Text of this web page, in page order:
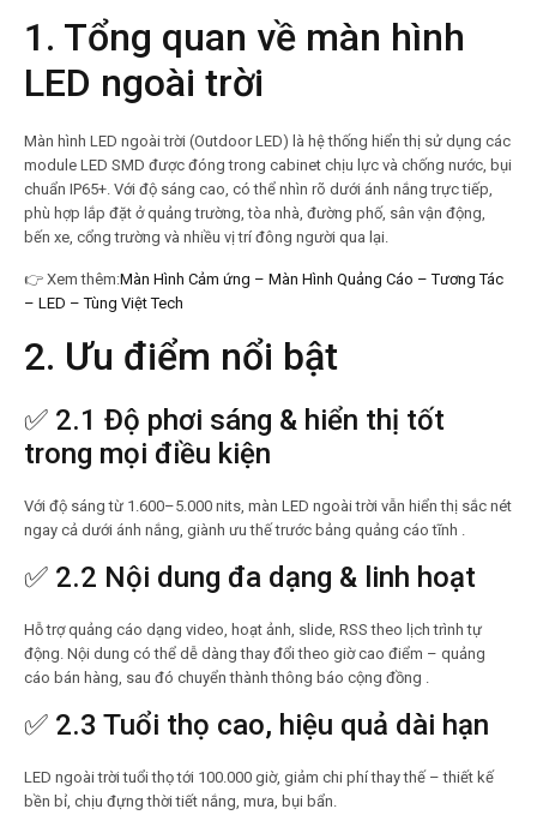
1. Tổng quan về màn hình
LED ngoài trời
Màn hình LED ngoài trời (Outdoor LED) là hệ thống hiển thị sử dụng các
module LED SMD được đóng trong cabinet chịu lực và chống nước, bụi
chuẩn IP65+. Với độ sáng cao, có thể nhìn rõ dưới ánh nắng trực tiếp,
phù hợp lắp đặt ở quảng trường, tòa nhà, đường phố, sân vận động,
bến xe, cổng trường và nhiều vị trí đông người qua lại.
👉 Xem thêm:Màn Hình Cảm ứng – Màn Hình Quảng Cáo – Tương Tác
– LED – Tùng Việt Tech
2. Ưu điểm nổi bật
✅ 2.1 Độ phơi sáng & hiển thị tốt
trong mọi điều kiện
Với độ sáng từ 1.600–5.000 nits, màn LED ngoài trời vẫn hiển thị sắc nét
ngay cả dưới ánh nắng, giành ưu thế trước bảng quảng cáo tĩnh .
✅ 2.2 Nội dung đa dạng & linh hoạt
Hỗ trợ quảng cáo dạng video, hoạt ảnh, slide, RSS theo lịch trình tự
động. Nội dung có thể dễ dàng thay đổi theo giờ cao điểm – quảng
cáo bán hàng, sau đó chuyển thành thông báo cộng đồng .
✅ 2.3 Tuổi thọ cao, hiệu quả dài hạn
LED ngoài trời tuổi thọ tới 100.000 giờ, giảm chi phí thay thế – thiết kế
bền bỉ, chịu đựng thời tiết nắng, mưa, bụi bẩn.